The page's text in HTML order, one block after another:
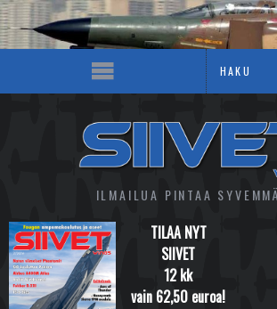
ILMAILUA PINTAA
TILAA NYT
SIIVET
12 kk
vain 62,50 euroa!